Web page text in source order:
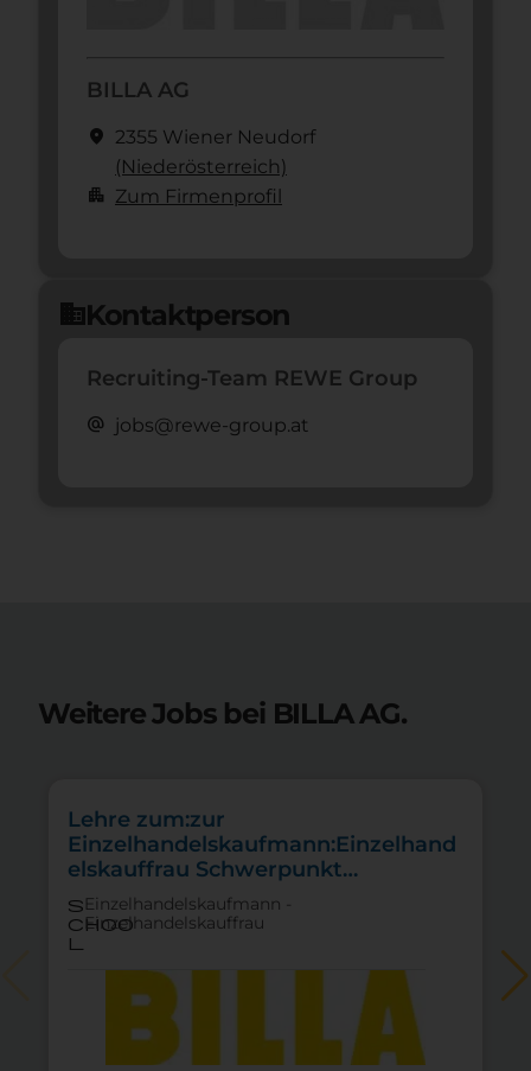
BILLA AG
location_on 2355 Wiener Neudorf
(Nieder­österreich)
apartment Zum Firmenprofil
domainKontaktperson
Recruiting-Team REWE Group
alternate_email jobs@rewe-group.at
Weitere Jobs bei BILLA AG.
Lehre zum:zur
Einzelhandelskaufmann:Einzelhand
elskauffrau Schwerpunkt
Lebensmittel
s
choo
l
Einzelhandelskaufmann -
Einzelhandelskauffrau